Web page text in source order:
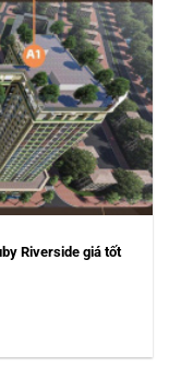
Riverside giá tốt